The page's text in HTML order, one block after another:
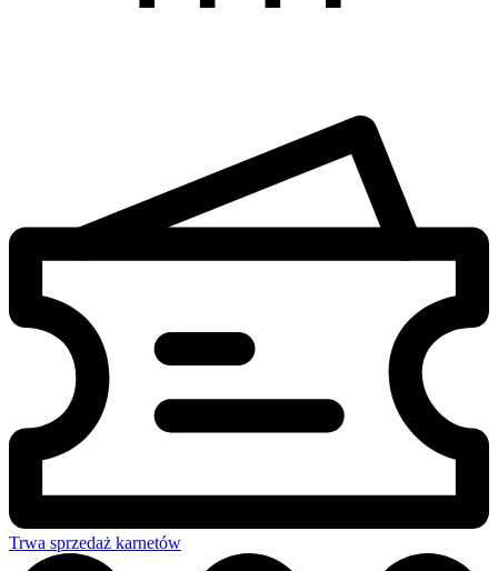
Trwa sprzedaż karnetów